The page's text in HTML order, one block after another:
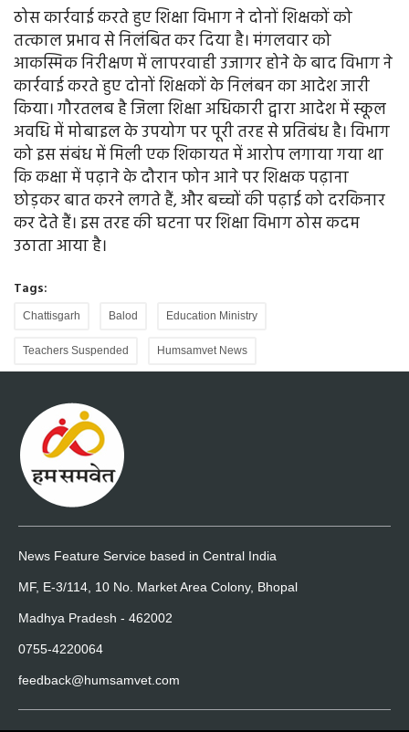
ठोस कार्रवाई करते हुए शिक्षा विभाग ने दोनों शिक्षकों को
तत्काल प्रभाव से निलंबित कर दिया है। मंगलवार को
आकस्मिक निरीक्षण में लापरवाही उजागर होने के बाद विभाग ने
कार्रवाई करते हुए दोनों शिक्षकों के निलंबन का आदेश जारी
किया। गौरतलब है जिला शिक्षा अधिकारी द्वारा आदेश में स्कूल
अवधि में मोबाइल के उपयोग पर पूरी तरह से प्रतिबंध है। विभाग
को इस संबंध में मिली एक शिकायत में आरोप लगाया गया था
कि कक्षा में पढ़ाने के दौरान फोन आने पर शिक्षक पढ़ाना
छोड़कर बात करने लगते हैं, और बच्चों की पढ़ाई को दरकिनार
कर देते हैं। इस तरह की घटना पर शिक्षा विभाग ठोस कदम
उठाता आया है।
Tags:
Chattisgarh Balod Education Ministry
Teachers Suspended Humsamvet News
News Feature Service based in Central India
MF, E-3/114, 10 No. Market Area Colony, Bhopal
Madhya Pradesh - 462002
0755-4220064
feedback@humsamvet.com